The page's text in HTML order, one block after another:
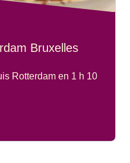
Bruxelles
Rotterdam en 1 h 10